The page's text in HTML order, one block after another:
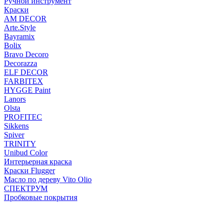
Краски
AM DECOR
Arte.Style
Bayramix
Bolix
Bravo Decoro
Decorazza
ELF DECOR
FARBITEX
HYGGE Paint
Lanors
Olsta
PROFITEC
Sikkens
Spiver
TRINITY
Unibud Color
Интерьерная краска
Краски Flugger
Масло по дереву Vito Olio
СПЕКТРУМ
Пробковые покрытия